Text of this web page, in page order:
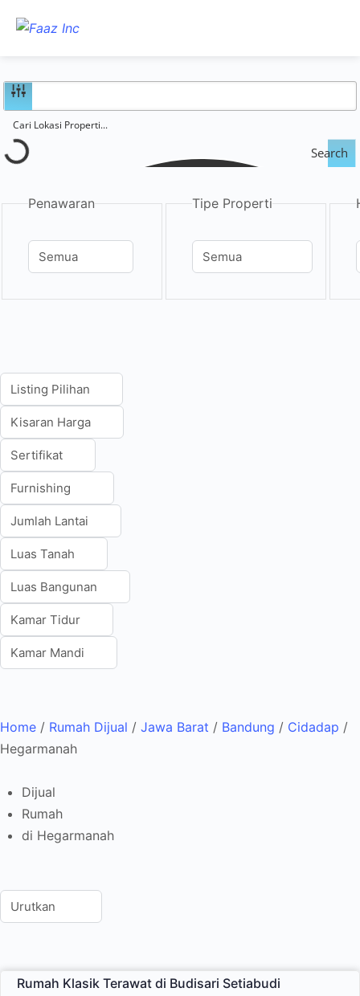
Search
Penawaran Tipe Properti
Home / Rumah Dijual / Jawa Barat / Bandung / Cidadap /
Hegarmanah
Dijual
Rumah
di Hegarmanah
Rumah Klasik Terawat di Budisari Setiabudi